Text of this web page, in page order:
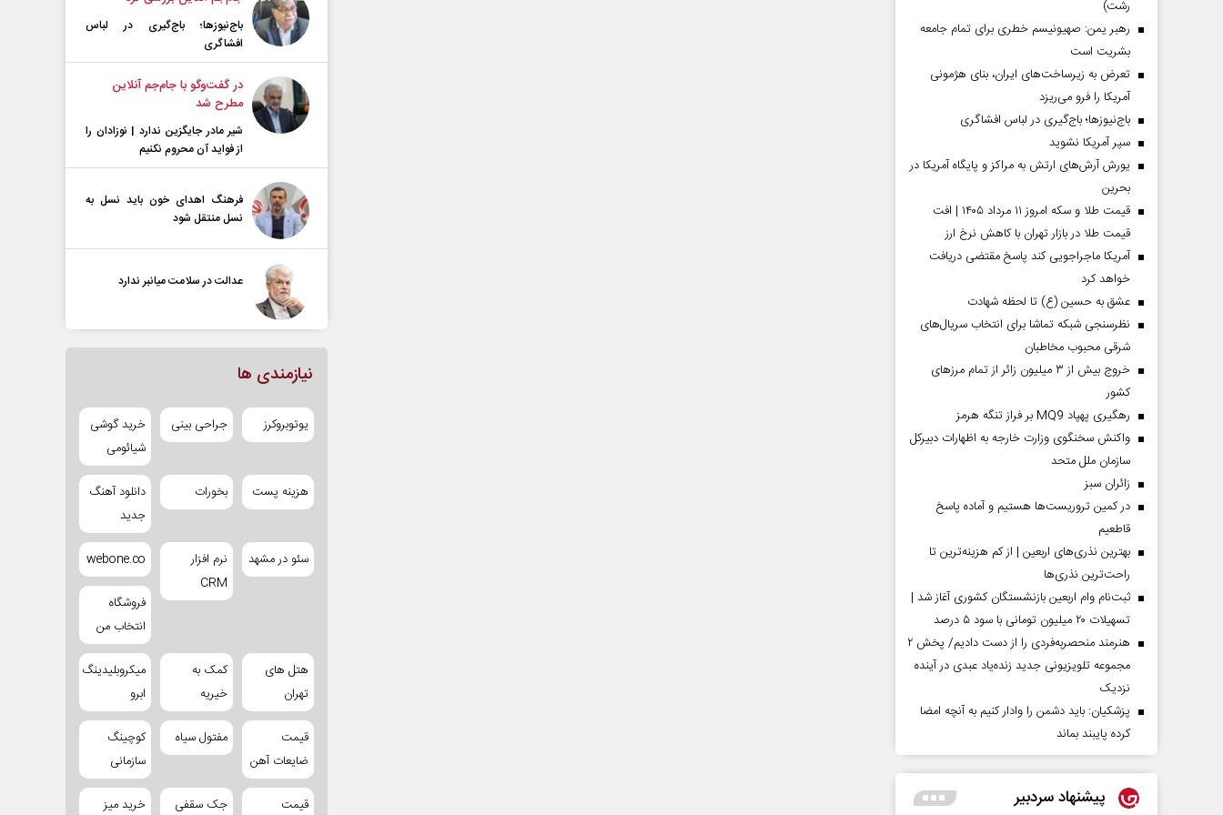
رشت)
رهبر یمن: صهیونیسم خطری برای تمام جامعه
بشریت است
تعرض به زیرساخت‌های ایران، بنای هژمونی
آمریکا را فرو می‌ریزد
باج‌نیوزها؛ باج‌گیری در لباس افشاگری
سپر آمریکا نشوید
یورش آرش‌های ارتش به مراکز و پایگاه‌ آمریکا در
بحرین
قیمت طلا و سکه امروز ۱۱ مرداد ۱۴۰۵ | افت
قیمت طلا در بازار تهران با کاهش نرخ ارز
آمریکا ماجراجویی کند پاسخ مقتضی دریافت
خواهد کرد
عشق به حسین (ع) تا لحظه شهادت
نظرسنجی شبکه تماشا برای انتخاب سریال‌های
شرقی محبوب مخاطبان
خروج بیش از ۳ میلیون زائر از تمام مرز‌های
کشور
رهگیری پهپاد MQ9 بر فراز تنگه هرمز
واکنش سخنگوی وزارت خارجه به اظهارات دبیرکل
سازمان ملل متحد
‌زائران سبز
در کمین تروریست‌ها هستیم و آماده پاسخ
قاطعیم
بهترین نذری‌های اربعین | از کم هزینه‌ترین تا
راحت‌ترین نذری‌ها
ثبت‌نام وام اربعین بازنشستگان کشوری آغاز شد |
تسهیلات ۲۰ میلیون تومانی با سود ۵ درصد
هنرمند منحصر‌به‌فردی را از دست دادیم/ پخش ۲
مجموعه تلویزیونی جدید زنده‌یاد عبدی در آینده
نزدیک
پزشکیان: باید دشمن را وادار کنیم به آنچه امضا
کرده پایبند بماند
پیشنهاد سردبیر
باج‌نیوزها؛ باج‌گیری در لباس
افشاگری
در گفت‌و‌گو با جام‌جم آنلاین
مطرح شد
شیر مادر جایگزین ندارد | نوزادان را
از فواید آن محروم نکنیم
فرهنگ اهدای خون باید نسل به
نسل منتقل شود
عدالت در سلامت میانبر ندارد
نیازمندی ها
یوتوبروکرز جراحی بینی
خرید گوشی
شیائومی
هزینه پست بخورات
دانلود آهنگ
جدید
سئو در مشهد
نرم افزار
CRM
webone.co
فروشگاه
انتخاب من
هتل های
تهران
کمک به
خیریه
میکروبلیدینگ
ابرو
قیمت
ضایعات آهن
مفتول سیاه
کوچینگ
سازمانی
قیمت جک سقفی خرید میز